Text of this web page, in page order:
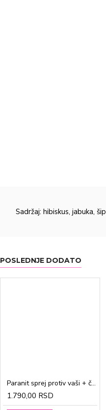
Sadržaj: hibiskus, jabuka,
POSLEDNJE DODATO
Paranit sprej protiv vaši + češalj 100ml
1.790,00 RSD